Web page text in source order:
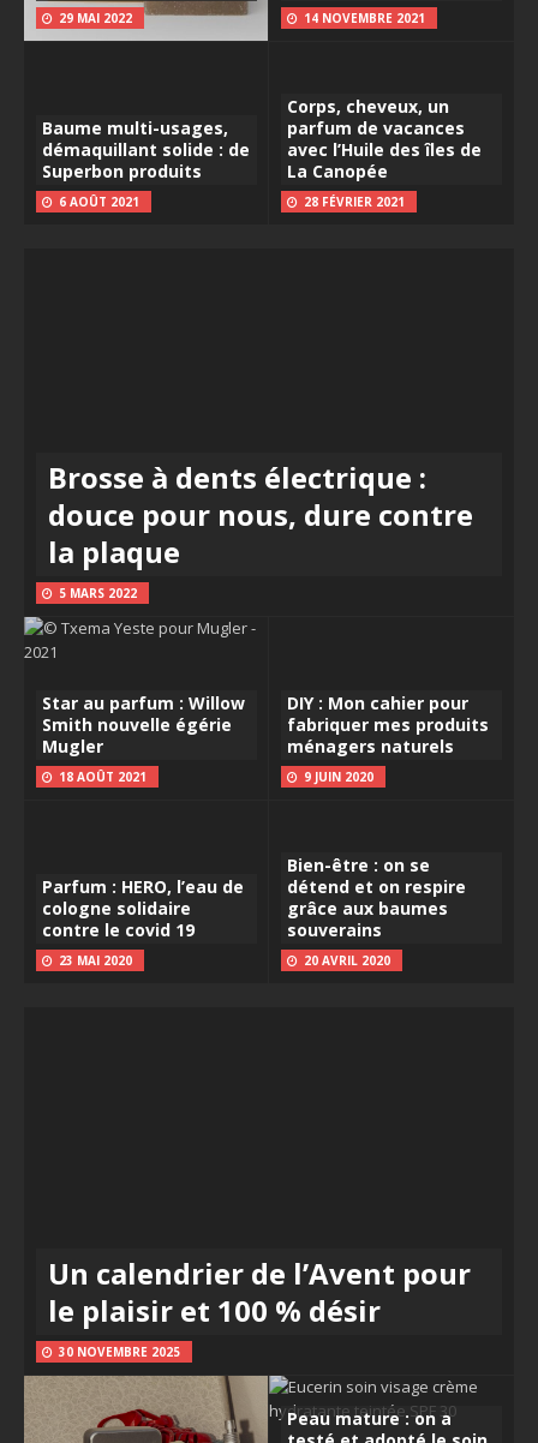
29 MAI 2022 14 NOVEMBRE 2021
Baume multi-usages,
démaquillant solide : de
Superbon produits
6 AOÛT 2021
Corps, cheveux, un
parfum de vacances
avec l’Huile des îles de
La Canopée
28 FÉVRIER 2021
Brosse à dents électrique :
douce pour nous, dure contre
la plaque
5 MARS 2022
Star au parfum : Willow
Smith nouvelle égérie
Mugler
18 AOÛT 2021
DIY : Mon cahier pour
fabriquer mes produits
ménagers naturels
9 JUIN 2020
Parfum : HERO, l’eau de
cologne solidaire
contre le covid 19
23 MAI 2020
Bien-être : on se
détend et on respire
grâce aux baumes
souverains
20 AVRIL 2020
Un calendrier de l’Avent pour
le plaisir et 100 % désir
30 NOVEMBRE 2025
Peau mature : on a